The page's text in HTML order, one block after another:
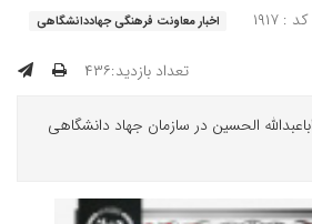
کد : ۱۹۱۷
اخبار معاونت فرهنگی جهاددانشگاهی
تعداد بازدید:۴۳۶
الحسین در سازمان جهاد دانشگاهی